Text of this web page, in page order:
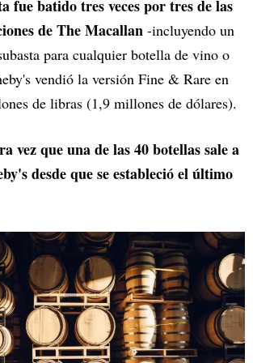
fue batido tres veces por tres de las
de The Macallan -incluyendo un
para cualquier botella de vino o
vendió la versión Fine & Rare en
de libras (1,9 millones de dólares).
vez que una de las 40 botellas sale a
desde que se estableció el último